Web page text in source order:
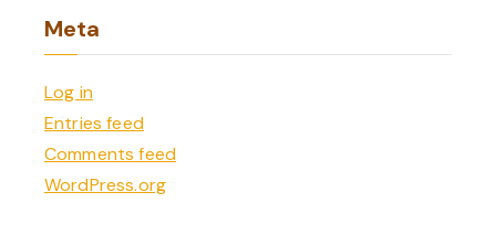
Meta
Log in
Entries feed
Comments feed
WordPress.org